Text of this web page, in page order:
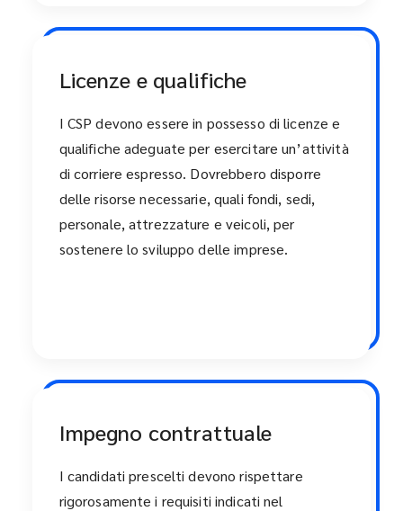
Licenze e qualifiche
I CSP devono essere in possesso di licenze e
qualifiche adeguate per esercitare un’attività
di corriere espresso. Dovrebbero disporre
delle risorse necessarie, quali fondi, sedi,
personale, attrezzature e veicoli, per
sostenere lo sviluppo delle imprese.
Impegno contrattuale
I candidati prescelti devono rispettare
rigorosamente i requisiti indicati nel